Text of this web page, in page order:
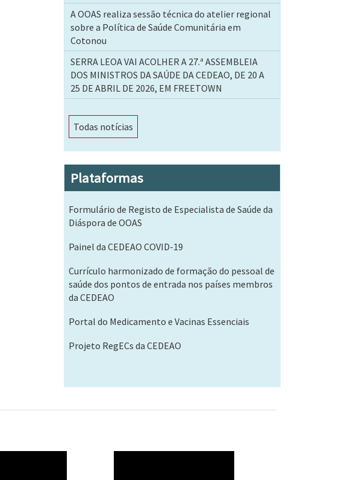
A OOAS realiza sessão técnica do atelier regional
sobre a Política de Saúde Comunitária em
Cotonou
SERRA LEOA VAI ACOLHER A 27.ª ASSEMBLEIA
DOS MINISTROS DA SAÚDE DA CEDEAO, DE 20 A
25 DE ABRIL DE 2026, EM FREETOWN
Todas notícias
Plataformas
Formulário de Registo de Especialista de Saúde da
Diáspora de OOAS
Painel da CEDEAO COVID-19
Currículo harmonizado de formação do pessoal de
saúde dos pontos de entrada nos países membros
da CEDEAO
Portal do Medicamento e Vacinas Essenciais
Projeto RegECs da CEDEAO